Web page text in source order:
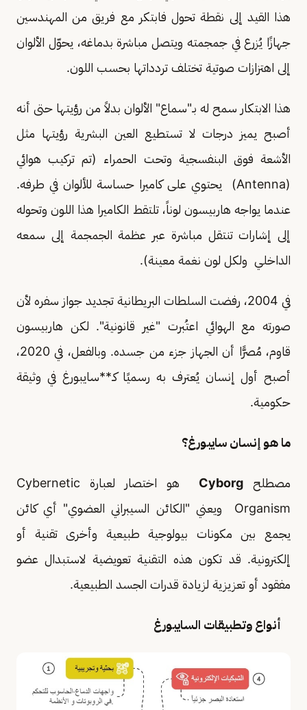
هذا القيد إلى نقطة تحول فابتكر مع فريق من المهندسين
جهازًا يُزرع في جمجمته ويتصل مباشرة بدماغه، يحوّل الألوان
إلى اهتزازات صوتية تختلف تردداتها بحسب اللون.
هذا الابتكار سمح له بـ"سماع" الألوان بدلاً من رؤيتها حتى أنه
أصبح يميز درجات لا تستطيع العين البشرية رؤيتها مثل
الأشعة فوق البنفسجية وتحت الحمراء (تم تركيب هوائي
(Antenna) يحتوي على كاميرا حساسة للألوان في طرفه.
عندما يواجه هاربيسون لوناً، تلتقط الكاميرا هذا اللون وتحوله
إلى إشارات تنتقل مباشرة عبر عظمة الجمجمة إلى سمعه
الداخلي ولكل لون نغمة معينة).
في 2004، رفضت السلطات البريطانية تجديد جواز سفره لأن
صورته مع الهوائي اعتُبرت "غير قانونية". لكن هاربيسون
قاوم، مُصرًّا أن الجهاز جزء من جسده. وبالفعل، في 2020،
أصبح أول إنسان يُعترف به رسميًا كـ**سايبورغ في وثيقة
حكومية.
ما هو إنسان سايبورغ؟
مصطلح Cyborg
هو اختصار لعبارة Cybernetic
Organism ويعني "الكائن السيبراني العضوي" أي كائن
يجمع بين مكونات بيولوجية طبيعية وأخرى تقنية أو
إلكترونية. قد تكون هذه التقنية تعويضية لاستبدال عضو
مفقود أو تعزيزية لزيادة قدرات الجسد الطبيعية.
أنواع وتطبيقات السايبورغ